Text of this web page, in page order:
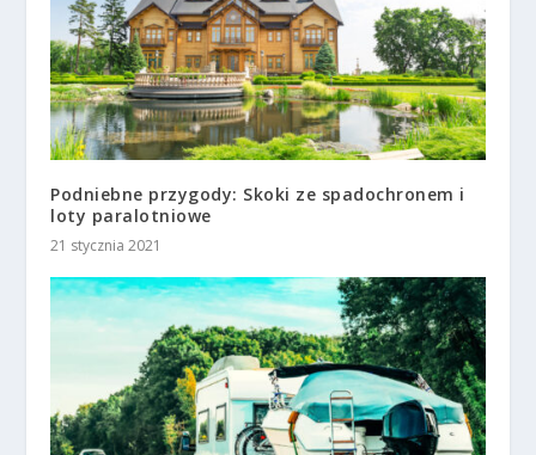
Podniebne przygody: Skoki ze spadochronem i
loty paralotniowe
21 stycznia 2021